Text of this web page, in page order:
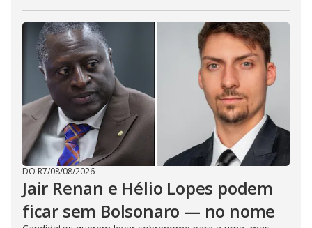
DO R7/08/08/2026
Jair Renan e Hélio Lopes podem
ficar sem Bolsonaro — no nome